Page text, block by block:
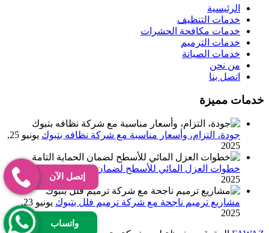
الرئيسية
خدمات التنظيف
خدمات مكافحة الحشرات
خدمات الترميم
خدمات الصيانة
من نحن
اتصل بنا
خدمات مميزة
جودة، التزام، وأسعار مناسبة مع شركة نظافه بتبوك
يونيو 25,
2025
خطوات العزل المائي للأسطح لضمان الحماية التامة
يونيو 24,
2025
مشاريع ترميم ناجحة مع شركة ترميم فلل بتبوك
يونيو 23,
2025
إتصل الآن
واتساب